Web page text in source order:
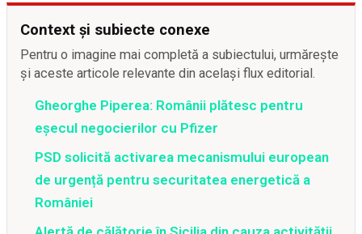
Context și subiecte conexe
Pentru o imagine mai completă a subiectului, urmărește
și aceste articole relevante din același flux editorial.
Gheorghe Piperea: Românii plătesc pentru
eșecul negocierilor cu Pfizer
PSD solicită activarea mecanismului european
de urgență pentru securitatea energetică a
României